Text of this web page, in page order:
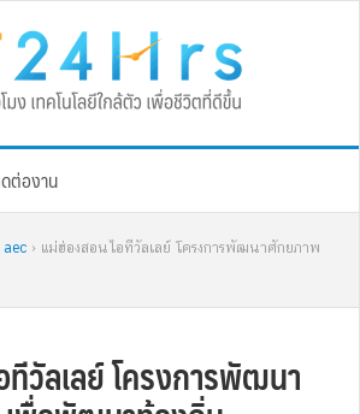
ต่องาน
aec › แม่ฮ่องสอนไอทีวัลเลย์ โครงการพัฒนาศักยภาพ
วัลเลย์ โครงการพัฒนา